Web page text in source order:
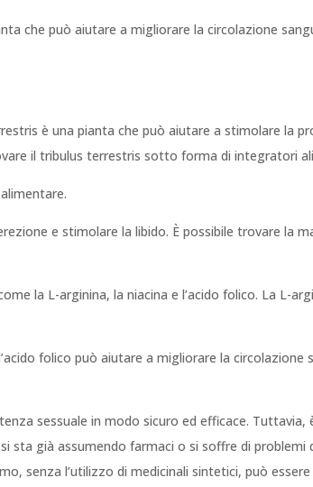
che può aiutare a migliorare la circolazione
è una pianta che può aiutare a stimolare la
il tribulus terrestris sotto forma di integratori
e stimolare la libido. È possibile trovare la
la L-arginina, la niacina e l’acido folico. La L-
folico può aiutare a migliorare la circolazione
sessuale in modo sicuro ed efficace. Tuttavia,
già assumendo farmaci o si soffre di problemi
senza l’utilizzo di medicinali sintetici, può